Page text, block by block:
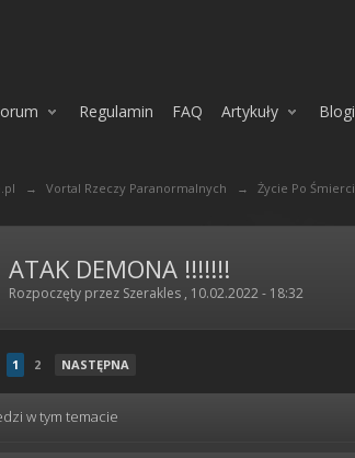
Regulamin FAQ Artykuły Blogi
→ Vortal Rzeczy Paranormalnych → Życie Po Śmierci
ATAK DEMONA !!!!!!!
Rozpoczęty przez Szerakles , 10.02.2022 - 18:32
1 2 NASTĘPNA
w tym temacie